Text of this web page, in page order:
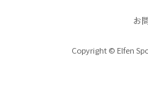
お
Copyright © Elfen